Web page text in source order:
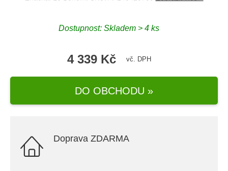
Dostupnost: Skladem > 4 ks
4 339 Kč vč. DPH
DO OBCHODU »
Doprava ZDARMA